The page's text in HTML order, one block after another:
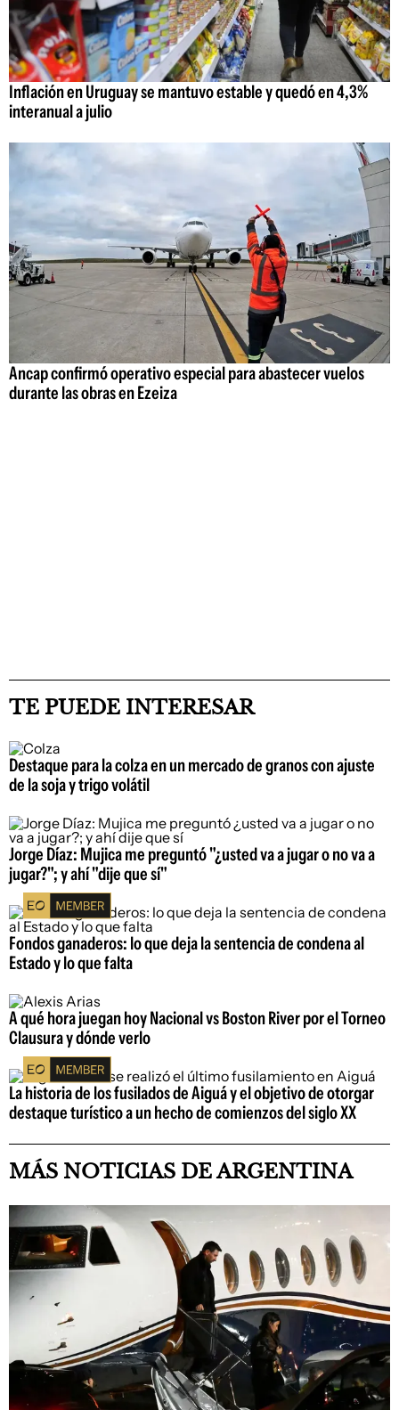
Inflación en Uruguay se mantuvo estable y quedó en 4,3%
interanual a julio
Ancap confirmó operativo especial para abastecer vuelos
durante las obras en Ezeiza
TE PUEDE INTERESAR
Destaque para la colza en un mercado de granos con ajuste
de la soja y trigo volátil
Jorge Díaz: Mujica me preguntó "¿usted va a jugar o no va a
jugar?"; y ahí "dije que sí"
Fondos ganaderos: lo que deja la sentencia de condena al
Estado y lo que falta
A qué hora juegan hoy Nacional vs Boston River por el Torneo
Clausura y dónde verlo
La historia de los fusilados de Aiguá y el objetivo de otorgar
destaque turístico a un hecho de comienzos del siglo XX
MÁS NOTICIAS DE ARGENTINA